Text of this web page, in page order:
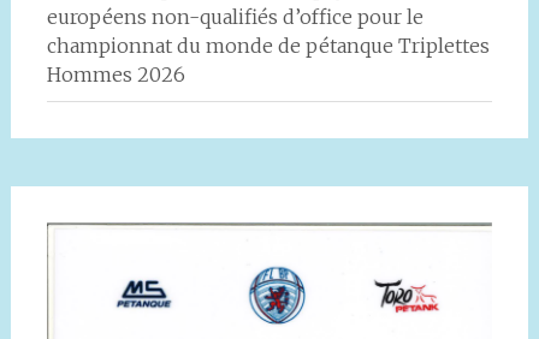
européens non-qualifiés d’office pour le
championnat du monde de pétanque Triplettes
Hommes 2026